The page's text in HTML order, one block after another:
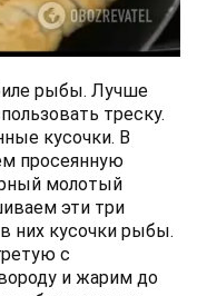
рыбы. Лучше
треску.
кусочки. В
просеянную
молотый
эти три
них кусочки рыбы.
с
и жарим до